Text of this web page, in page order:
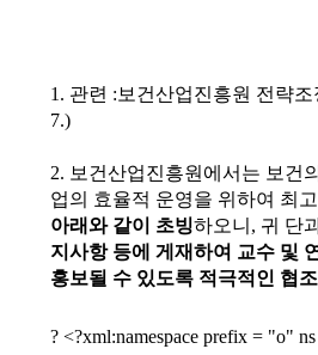
1. 관련 :보건산업진흥원 전략조
7.)
2. 보건산업진흥원에서는 보건
업의 효율적 운영을 위하여 최
아래와 같이 초빙하오니, 귀 단
지사항 등에 게재하여 교수 및
홍보될 수 있도록 적극적인 협조
? <?xml:namespace prefix = "o"